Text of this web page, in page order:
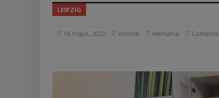
[ 7 agosto, 2023 ]
[ 7 agosto, 2023 ]
[ 7 agosto, 2023 ]
[ 6 agosto, 2023 ]
LEIPZIG
16 mayo, 2022 Vicente Alemania